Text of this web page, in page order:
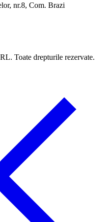
nr.8, Com. Brazi
Toate drepturile rezervate.